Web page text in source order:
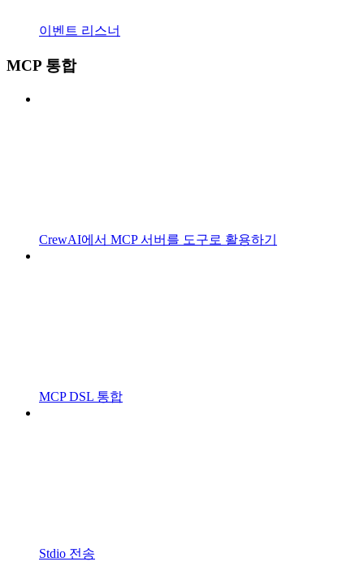
이벤트 리스너
MCP 통합
CrewAI에서 MCP 서버를 도구로 활용하기
MCP DSL 통합
Stdio 전송